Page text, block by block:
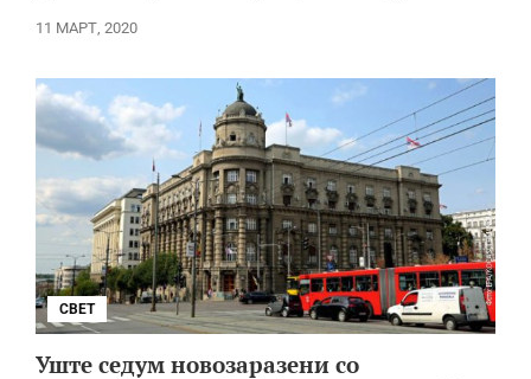
11 МАРТ, 2020
СВЕТ
Уште седум новозаразени со